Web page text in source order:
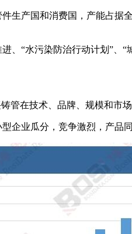
生产国和消费国，产能占据
、“水污染防治行动计划”、
管在技术、品牌、规模和市
企业瓜分，竞争激烈，产品